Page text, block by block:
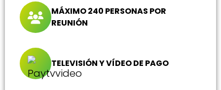
MÁXIMO 240 PERSONAS POR
REUNIÓN
TELEVISIÓN Y VÍDEO DE PAGO